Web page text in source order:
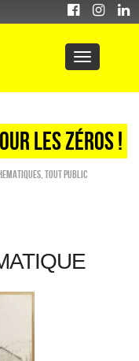
LES ZÉROS !
Tout public